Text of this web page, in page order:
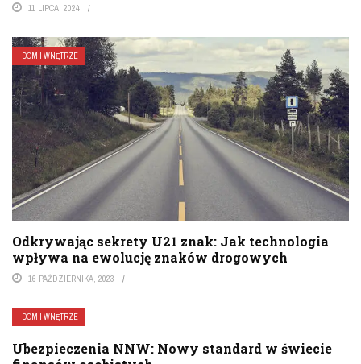
11 LIPCA, 2024
DOM I WNĘTRZE
Odkrywając sekrety U21 znak: Jak technologia
wpływa na ewolucję znaków drogowych
16 PAŹDZIERNIKA, 2023
DOM I WNĘTRZE
Ubezpieczenia NNW: Nowy standard w świecie